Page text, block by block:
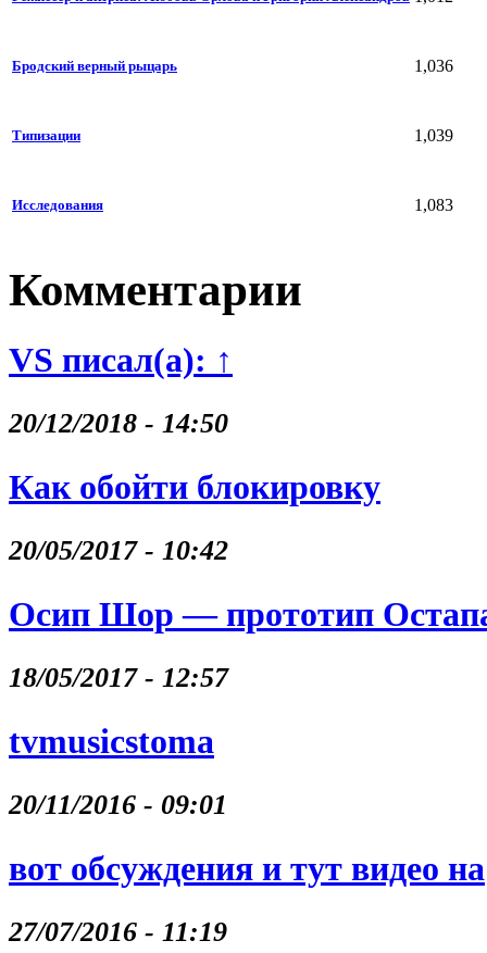
Бродский верный рыцарь 1,036
Типизации 1,039
Исследования 1,083
Комментарии
VS писал(а): ↑
20/12/2018 - 14:50
Как обойти блокировку
20/05/2017 - 10:42
Осип Шор — прототип
18/05/2017 - 12:57
tvmusicstoma
20/11/2016 - 09:01
вот обсуждения и тут видео на
27/07/2016 - 11:19